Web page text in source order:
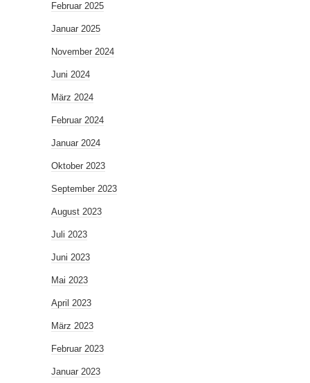
Februar 2025
Januar 2025
November 2024
Juni 2024
März 2024
Februar 2024
Januar 2024
Oktober 2023
September 2023
August 2023
Juli 2023
Juni 2023
Mai 2023
April 2023
März 2023
Februar 2023
Januar 2023